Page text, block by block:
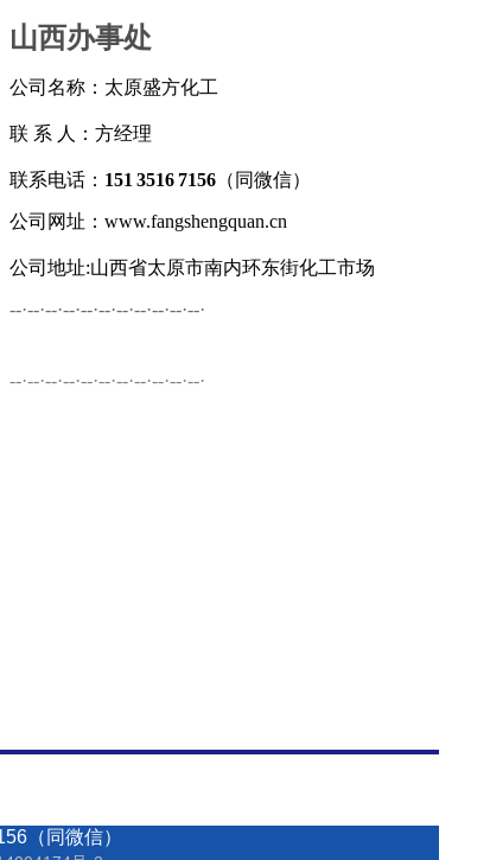
山西办事处
公司名称：太原盛方化工
联 系 人：方经理
联系电话： 151 3516 7156 （同微信）
公司网址：www.fangshengquan.cn
公司地址:山西省太原市南内环东街化工市场
--·--·--·--·--·--·--·--·--·--·--·
--·--·--·--·--·--·--·--·--·--·--·
（同微信）